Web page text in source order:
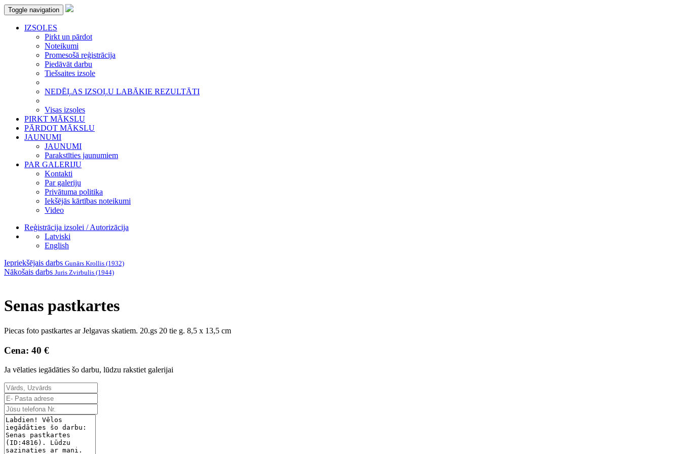
Toggle navigation
IZSOLES
Pirkt un pārdot
Noteikumi
Promesošā reģistrācija
Piedāvāt darbu
Tiešsaites izsole
NEDĒĻAS IZSOĻU LABĀKIE REZULTĀTI
Visas izsoles
PIRKT MĀKSLU
PĀRDOT MĀKSLU
JAUNUMI
JAUNUMI
Parakstīties jaunumiem
PAR GALERIJU
Kontakti
Par galeriju
Privātuma politika
Iekšējās kārtības noteikumi
Video
Reģistrācija izsolei / Autorizācija
Latviski
English
Iepriekšējais darbs Gunārs Krollis (1932)
Nākošais darbs Juris Zvirbulis (1944)
Senas pastkartes
Piecas foto pastkartes ar Jelgavas skatiem. 20.gs 20 tie g. 8,5 x 13,5 cm
Cena: 40 €
Ja vēlaties iegādāties šo darbu, lūdzu rakstiet galerijai